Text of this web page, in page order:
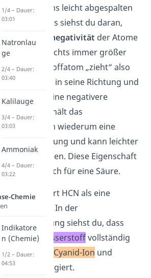
leicht abgespalten
kann. Das siehst du daran,
die
Elektronegativität der Atome
links nach rechts immer größer
Das Stickstoffatom „zieht“ also
in seine Richtung und
dadurch eine negativere
So erhält das
wiederum eine
Teilladung und kann leichter
werden. Diese Eigenschaft
charakteristisch für eine Säure.
reagiert HCN als eine
Säure. In der
siehst du, dass
derCyanwasserstoffvollständig
und zum Cyanid-Ion und
Ion
reagiert.
1/4 – Dauer:
03:01
Natronlau
ge
2/4 – Dauer:
03:40
Kalilauge
3/4 – Dauer:
03:03
Ammoniak
4/4 – Dauer:
03:22
Chemie
Indikatore
n (Chemie)
1/2 – Dauer:
04:53